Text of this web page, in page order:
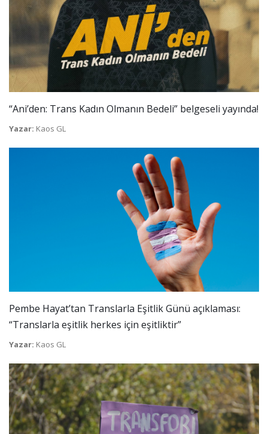
“Ani’den: Trans Kadın Olmanın Bedeli” belgeseli yayında!
Yazar: Kaos GL
Pembe Hayat’tan Translarla Eşitlik Günü açıklaması:
“Translarla eşitlik herkes için eşitliktir”
Yazar: Kaos GL